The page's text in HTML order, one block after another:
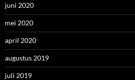
juni 2020
mei 2020
april 2020
augustus 2019
juli 2019